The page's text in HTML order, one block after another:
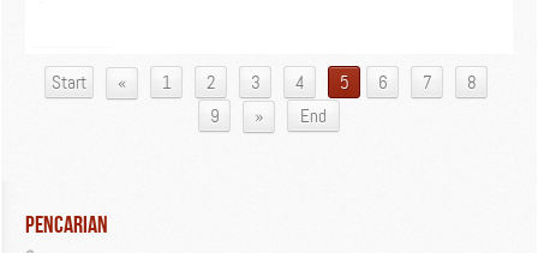
Start « 1 2 3 4 5 6 7
8
9
» End
Pencarian